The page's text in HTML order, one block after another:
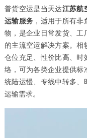
普货空运是当天达江苏航
运输服务 ，适用于所有
物，是企业日常发货、工
的主流空运解决方案。相
仓位充足、性价比高、时
络，可为各类企业提供标
统陆运慢、专线中转多、
运输需求。